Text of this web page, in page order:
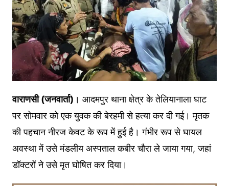
वाराणसी (जनवार्ता) । आदमपुर थाना क्षेत्र के तेलियानाला घाट
पर सोमवार को एक युवक की बेरहमी से हत्या कर दी गई। मृतक
की पहचान नीरज केवट के रूप में हुई है। गंभीर रूप से घायल
अवस्था में उसे मंडलीय अस्पताल कबीर चौरा ले जाया गया, जहां
डॉक्टरों ने उसे मृत घोषित कर दिया।